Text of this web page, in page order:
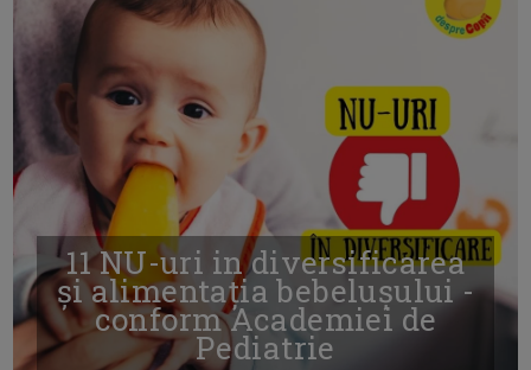
11 NU-uri in diversificarea
și alimentația bebelușului -
conform Academiei de
Pediatrie